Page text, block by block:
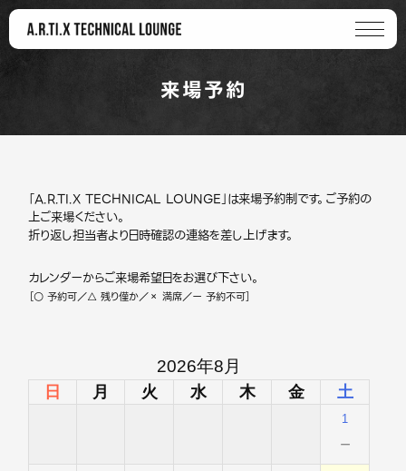
来場予約
「A.R.TI.X TECHNICAL LOUNGE」は来場予約制です。ご予約の
上ご来場ください。
折り返し担当者より日時確認の連絡を差し上げます。
カレンダーからご来場希望日をお選び下さい。
［○ 予約可／△ 残り僅か／× 満席／ー 予約不可］
2026年8月
日 月 火 水 木 金 土
1
－